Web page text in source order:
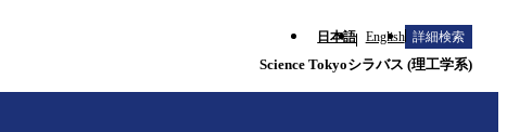
日本語 English 詳細検索
Science Tokyoシラバス (理工学系)